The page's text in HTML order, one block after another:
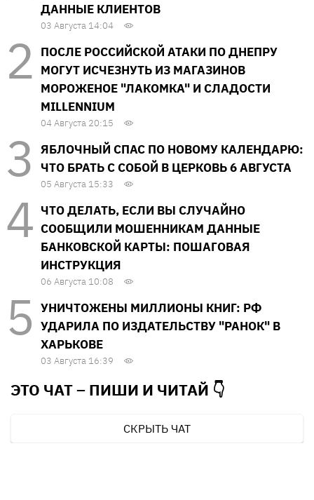
ДАННЫЕ КЛИЕНТОВ
03 Августа 14:04
ПОСЛЕ РОССИЙСКОЙ АТАКИ ПО ДНЕПРУ
МОГУТ ИСЧЕЗНУТЬ ИЗ МАГАЗИНОВ
МОРОЖЕНОЕ "ЛАКОМКА" И СЛАДОСТИ
MILLENNIUM
04 Августа 20:15
ЯБЛОЧНЫЙ СПАС ПО НОВОМУ КАЛЕНДАРЮ:
ЧТО БРАТЬ С СОБОЙ В ЦЕРКОВЬ 6 АВГУСТА
05 Августа 15:33
ЧТО ДЕЛАТЬ, ЕСЛИ ВЫ СЛУЧАЙНО
СООБЩИЛИ МОШЕННИКАМ ДАННЫЕ
БАНКОВСКОЙ КАРТЫ: ПОШАГОВАЯ
ИНСТРУКЦИЯ
06 Августа 10:08
УНИЧТОЖЕНЫ МИЛЛИОНЫ КНИГ: РФ
УДАРИЛА ПО ИЗДАТЕЛЬСТВУ "РАНОК" В
ХАРЬКОВЕ
03 Августа 16:39
ЭТО ЧАТ – ПИШИ И ЧИТАЙ 👇
СКРЫТЬ ЧАТ